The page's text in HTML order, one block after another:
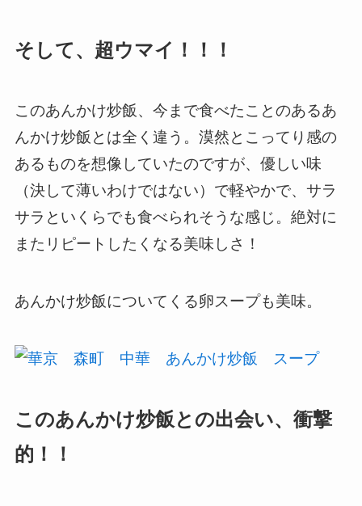
そして、超ウマイ！！！
このあんかけ炒飯、今まで食べたことのあるあ
んかけ炒飯とは全く違う。漠然とこってり感の
あるものを想像していたのですが、優しい味
（決して薄いわけではない）で軽やかで、サラ
サラといくらでも食べられそうな感じ。絶対に
またリピートしたくなる美味しさ！
あんかけ炒飯についてくる卵スープも美味。
このあんかけ炒飯との出会い、衝撃
的！！